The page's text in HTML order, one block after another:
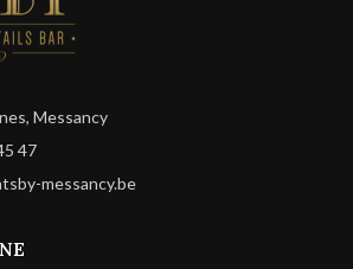
Messancy
47
messancy.be